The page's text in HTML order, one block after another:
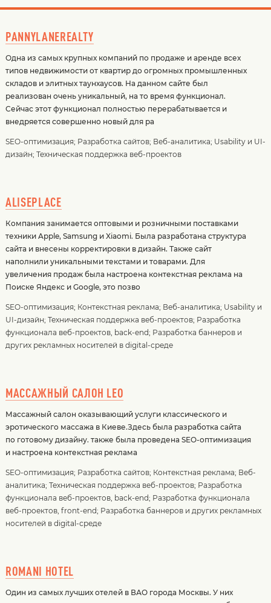
PANNYLANEREALTY
Одна из самых крупных компаний по продаже и аренде всех
типов недвижимости от квартир до огромных промышленных
складов и элитных таунхаусов. На данном сайте был
реализован очень уникальный, на то время функционал.
Сейчас этот функционал полностью перерабатывается и
внедряется совершенно новый для ра
SEO-оптимизация; Разработка сайтов; Веб-аналитика; Usability и UI-
дизайн; Техническая поддержка веб-проектов
ALISEPLACE
Компания занимается оптовыми и розничными поставками
техники Apple, Samsung и Xiaomi. Была разработана структура
сайта и внесены корректировки в дизайн. Также сайт
наполнили уникальными текстами и товарами. Для
увеличения продаж была настроена контекстная реклама на
Поиске Яндекс и Google, это позво
SEO-оптимизация; Контекстная реклама; Веб-аналитика; Usability и
UI-дизайн; Техническая поддержка веб-проектов; Разработка
функционала веб-проектов, back-end; Разработка баннеров и
других рекламных носителей в digital-среде
МАССАЖНЫЙ САЛОН LEO
Массажный салон оказывающий услуги классического и
эротического массажа в Киеве.Здесь была разработка сайта
по готовому дизайну. также была проведена SEO-оптимизация
и настроена контекстная реклама
SEO-оптимизация; Разработка сайтов; Контекстная реклама; Веб-
аналитика; Техническая поддержка веб-проектов; Разработка
функционала веб-проектов, back-end; Разработка функционала
веб-проектов, front-end; Разработка баннеров и других рекламных
носителей в digital-среде
ROMANI HOTEL
Один из самых лучших отелей в ВАО города Москвы. У них